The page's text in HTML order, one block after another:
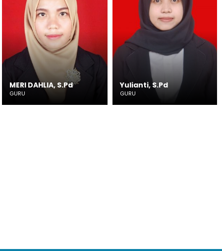
Yulianti, S.Pd
GURU
Nur Aliyah Ruhyati,
GURU